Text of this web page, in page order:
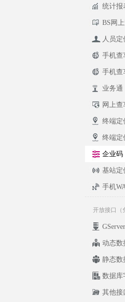
统计报
BS网
人员定
手机查
手机查
业务通
网上查
终端定
终端定
企业码
基站定
手机
开放接口（
动态数
静态数
数据库
其他接